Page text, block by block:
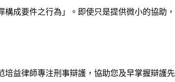
成要件之行為」。即使只是提供微小的協助
培益律師專注刑事辯護，協助您及早掌握辯護